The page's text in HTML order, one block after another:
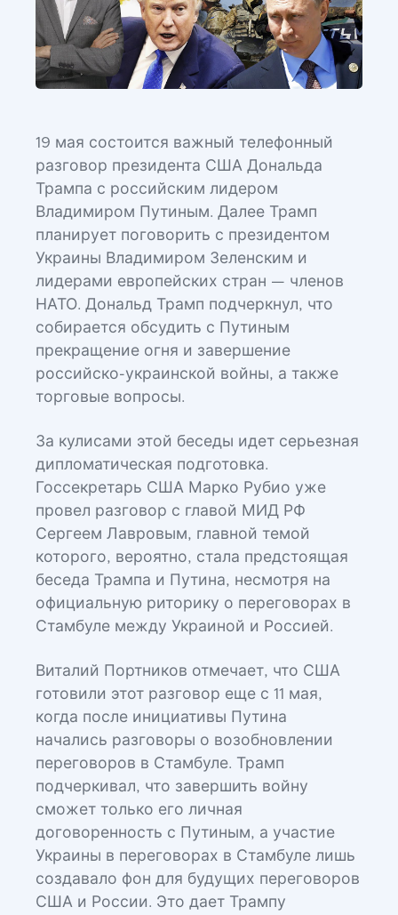
19 мая состоится важный телефонный
разговор президента США Дональда
Трампа с российским лидером
Владимиром Путиным. Далее Трамп
планирует поговорить с президентом
Украины Владимиром Зеленским и
лидерами европейских стран — членов
НАТО. Дональд Трамп подчеркнул, что
собирается обсудить с Путиным
прекращение огня и завершение
российско-украинской войны, а также
торговые вопросы.
За кулисами этой беседы идет серьезная
дипломатическая подготовка.
Госсекретарь США Марко Рубио уже
провел разговор с главой МИД РФ
Сергеем Лавровым, главной темой
которого, вероятно, стала предстоящая
беседа Трампа и Путина, несмотря на
официальную риторику о переговорах в
Стамбуле между Украиной и Россией.
Виталий Портников отмечает, что США
готовили этот разговор еще с 11 мая,
когда после инициативы Путина
начались разговоры о возобновлении
переговоров в Стамбуле. Трамп
подчеркивал, что завершить войну
сможет только его личная
договоренность с Путиным, а участие
Украины в переговорах в Стамбуле лишь
создавало фон для будущих переговоров
США и России. Это дает Трампу